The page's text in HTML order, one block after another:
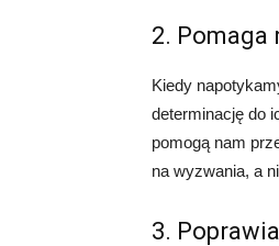
2. Pomaga
Kiedy
determinację do
pomogą nam
na wyzwania, a
3.